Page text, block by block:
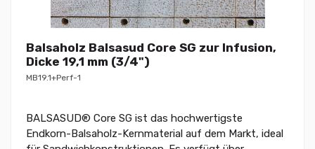
Balsaholz Balsasud Core SG zur Infusion,
Dicke 19,1 mm (3/4")
MB19.1+Perf-1
BALSASUD® Core SG ist das hochwertigste
Endkorn-Balsaholz-Kernmaterial auf dem Markt, ideal